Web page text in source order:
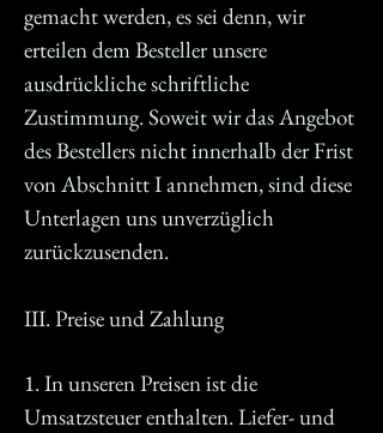
gemacht werden, es sei denn, wir
erteilen dem Besteller unsere
ausdrückliche schriftliche
Zustimmung. Soweit wir das Angebot
des Bestellers nicht innerhalb der Frist
von Abschnitt I annehmen, sind diese
Unterlagen uns unverzüglich
zurückzusenden.
III. Preise und Zahlung
1. In unseren Preisen ist die
Umsatzsteuer enthalten. Liefer- und